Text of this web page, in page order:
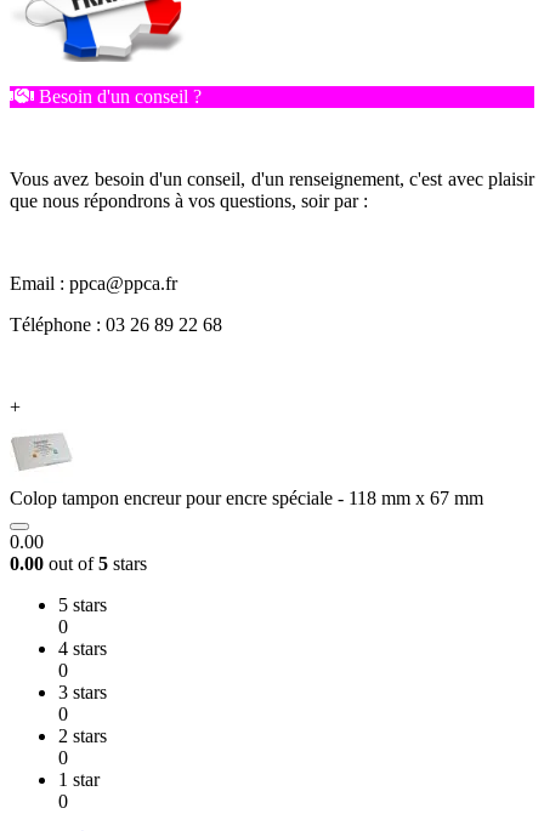
Besoin d'un conseil ?
Vous avez besoin d'un conseil, d'un renseignement, c'est avec plaisir
que nous répondrons à vos questions, soir par :
Email : ppca@ppca.fr
Téléphone : 03 26 89 22 68
+
Colop tampon encreur pour encre spéciale - 118 mm x 67 mm
0.00
0.00 out of5 stars
5 stars
0
4 stars
0
3 stars
0
2 stars
0
1 star
0